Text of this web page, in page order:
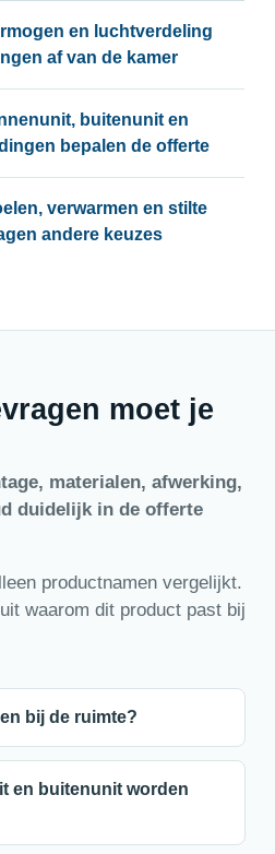
en luchtverdeling
af van de kamer
buitenunit en
bepalen de offerte
verwarmen en stilte
andere keuzes
moet je
materialen, afwerking,
duidelijk in de offerte
productnamen vergelijkt.
waarom dit product past bij
bij de ruimte?
en buitenunit worden